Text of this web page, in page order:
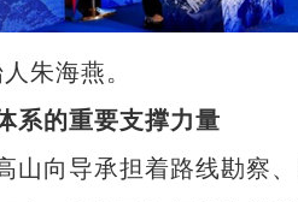
朱海燕。
系的重要支撑力量
向导承担着路线勘察、